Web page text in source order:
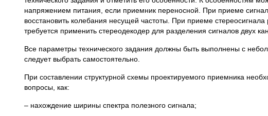
напряжением питания, если приемник переносной. При приеме
восстановить колебания несущей частоты. При приеме
требуется применить стереодекодер для разделения сигналов двух
Все параметры технического задания должны быть выполнены с
следует выбрать самостоятельно.
При составлении структурной схемы проектируемого приемника
вопросы, как:
– нахождение ширины спектра полезного сигнала;